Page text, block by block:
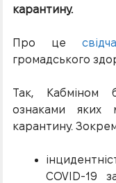
карантину.
Про це
громадського
Так, Кабміном
ознаками яких
карантину.
COVID-19